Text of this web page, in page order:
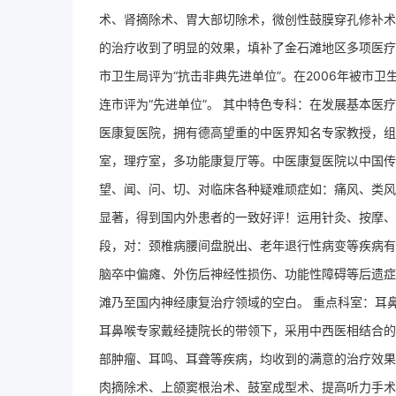
术、肾摘除术、胃大部切除术，微创性鼓膜穿孔修补
的治疗收到了明显的效果，填补了金石滩地区多项医
市卫生局评为“抗击非典先进单位”。在2006年被市卫
连市评为“先进单位”。 其中特色专科：在发展基本医
医康复医院，拥有德高望重的中医界知名专家教授，
室，理疗室，多功能康复厅等。中医康复医院以中国
望、闻、问、切、对临床各种疑难顽症如：痛风、类
显著，得到国内外患者的一致好评！运用针灸、按摩
段，对：颈椎病腰间盘脱出、老年退行性病变等疾病
脑卒中偏瘫、外伤后神经性损伤、功能性障碍等后遗
滩乃至国内神经康复治疗领域的空白。 重点科室：
耳鼻喉专家戴经捷院长的带领下，采用中西医相结合
部肿瘤、耳鸣、耳聋等疾病，均收到的满意的治疗效
肉摘除术、上颌窦根治术、鼓室成型术、提高听力手